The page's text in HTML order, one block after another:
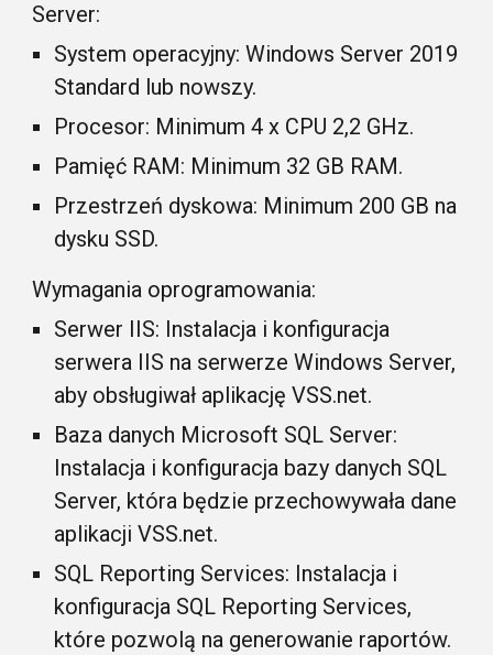
Server:
System operacyjny: Windows Server 2019
Standard lub nowszy.
Procesor: Minimum 4 x CPU 2,2 GHz.
Pamięć RAM: Minimum 32 GB RAM.
Przestrzeń dyskowa: Minimum 200 GB na
dysku SSD.
Wymagania oprogramowania:
Serwer IIS: Instalacja i konfiguracja
serwera IIS na serwerze Windows Server,
aby obsługiwał aplikacjęVSS.net.
Baza danych Microsoft SQL Server:
Instalacja i konfiguracja bazy danych SQL
Server, która będzie przechowywała dane
aplikacjiVSS.net.
SQL Reporting Services: Instalacja i
konfiguracja SQL Reporting Services,
które pozwolą na generowanie raportów.